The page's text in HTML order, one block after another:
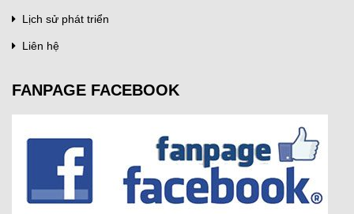
Lịch sử phát triển
Liên hệ
FANPAGE FACEBOOK